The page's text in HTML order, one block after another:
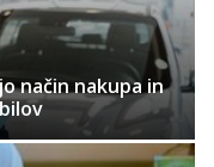
način nakupa in